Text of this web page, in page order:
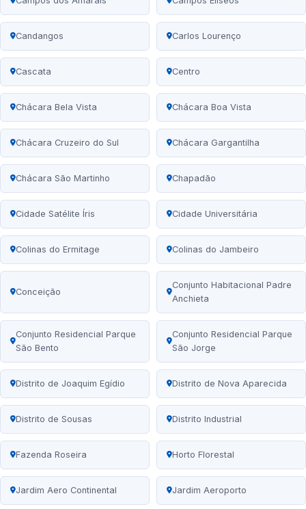
Candangos Carlos Lourenço
Cascata Centro
Chácara Bela Vista Chácara Boa Vista
Chácara Cruzeiro do Sul Chácara Gargantilha
Chácara São Martinho Chapadão
Cidade Satélite Íris Cidade Universitária
Colinas do Ermitage Colinas do Jambeiro
Conceição
Conjunto Habitacional Padre
Anchieta
Conjunto Residencial Parque
São Bento
Conjunto Residencial Parque
São Jorge
Distrito de Joaquim Egídio Distrito de Nova Aparecida
Distrito de Sousas Distrito Industrial
Fazenda Roseira Horto Florestal
Jardim Aero Continental Jardim Aeroporto